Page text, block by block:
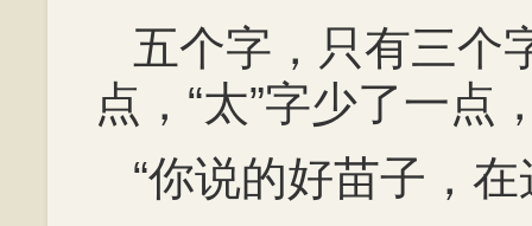
五个字，只有三个
点，“太”字少了一点
“你说的好苗子，在